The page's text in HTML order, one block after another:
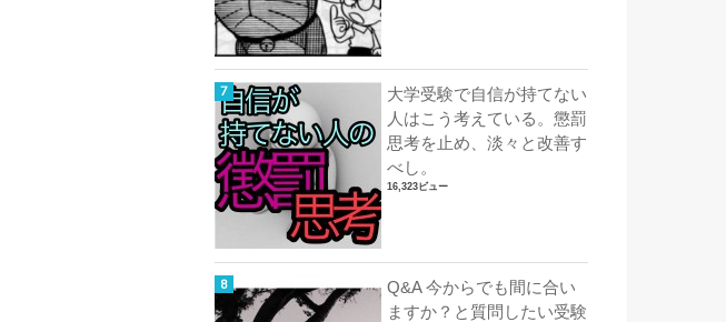
大学受験で自信が持てない
人はこう考えている。懲罰
思考を止め、淡々と改善す
べし。
16,323ビュー
Q&A 今からでも間に合い
ますか？と質問したい受験